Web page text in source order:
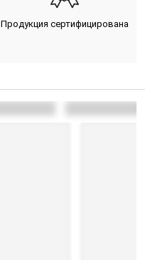
Продукция сертифицирована